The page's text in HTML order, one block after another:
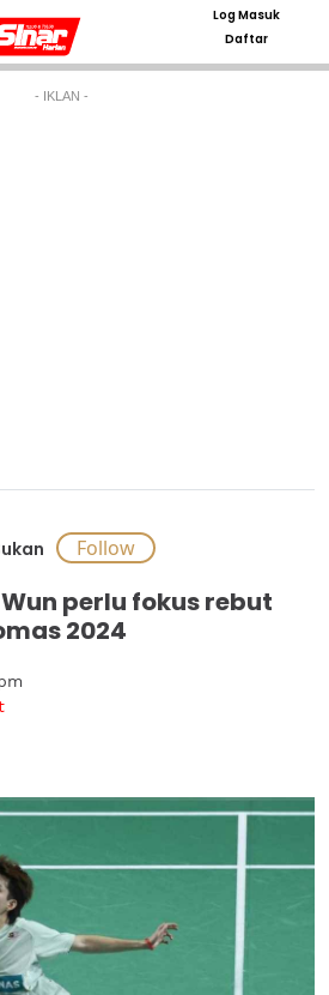
Log Masuk
Daftar
- IKLAN -
perlu fokus rebut
2024